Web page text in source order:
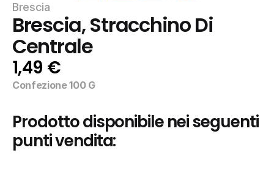
Brescia
Brescia, Stracchino Di
Centrale
1,49 €
Confezione 100 G
Prodotto disponibile nei seguenti
punti vendita: